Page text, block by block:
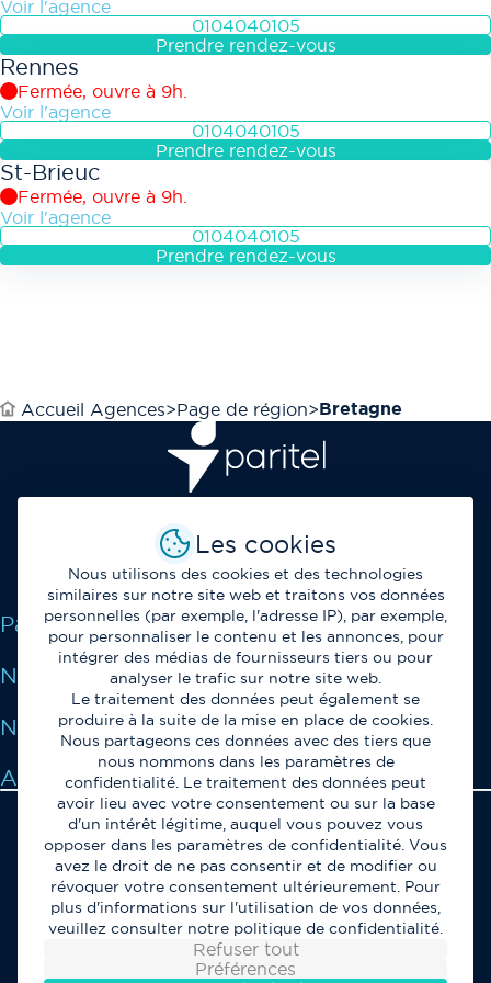
Voir l'agence
0104040105
Prendre rendez-vous
Rennes
Fermée, ouvre à 9h.
Voir l'agence
0104040105
Prendre rendez-vous
St-Brieuc
Fermée, ouvre à 9h.
Voir l'agence
0104040105
Prendre rendez-vous
Accueil Agences Page de région Bretagne
télécommunications et de services IT au service des
professionnels.
Paritel
Nos Services
Notre Expertise
Assistance
©2026 Paritel
Cookies
Mentions Légales
Les cookies
Nous utilisons des cookies et des technologies
similaires sur notre site web et traitons vos données
personnelles (par exemple, l'adresse IP), par exemple,
pour personnaliser le contenu et les annonces, pour
intégrer des médias de fournisseurs tiers ou pour
analyser le trafic sur notre site web.
Le traitement des données peut également se
produire à la suite de la mise en place de cookies.
Nous partageons ces données avec des tiers que
nous nommons dans les paramètres de
confidentialité. Le traitement des données peut
avoir lieu avec votre consentement ou sur la base
d'un intérêt légitime, auquel vous pouvez vous
opposer dans les paramètres de confidentialité. Vous
avez le droit de ne pas consentir et de modifier ou
révoquer votre consentement ultérieurement. Pour
plus d'informations sur l'utilisation de vos données,
veuillez consulter notre politique de confidentialité.
Préférences
Refuser tout